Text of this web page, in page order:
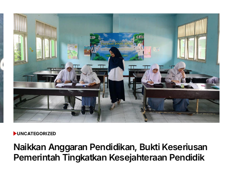
POSTED
IN
UNCATEGORIZED
Naikkan Anggaran Pendidikan, Bukti Keseriusan
Pemerintah Tingkatkan Kesejahteraan Pendidik